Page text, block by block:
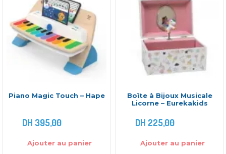
Piano Magic Touch – Hape
DH 395,00
Ajouter au panier
Boîte à Bijoux Musicale
Licorne – Eurekakids
DH 225,00
Ajouter au panier